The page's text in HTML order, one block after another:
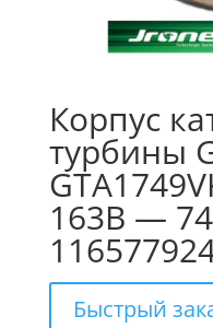
Корпус
турбины
163B —
Быстрый